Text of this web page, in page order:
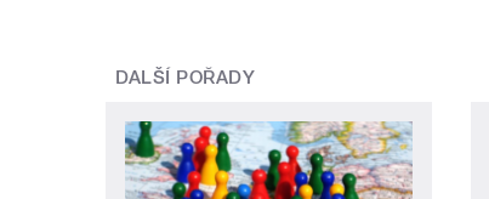
DALŠÍ POŘADY